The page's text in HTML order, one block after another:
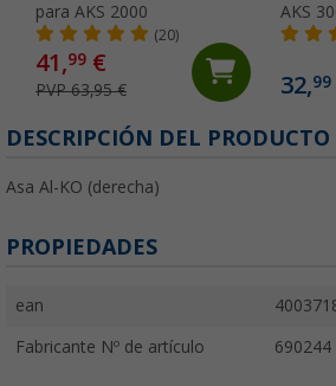
para AKS 2000
(20)
41,99 €
PVP 63,95 €
AKS
32,99
DESCRIPCIÓN DEL PRODUCTO
Asa Al-KO (derecha)
PROPIEDADES
ean
Fabricante Nº de artículo 690244